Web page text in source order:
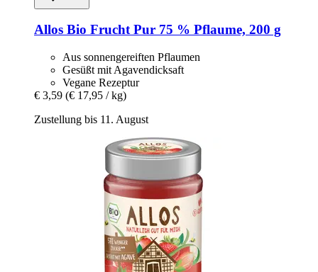
Allos Bio Frucht Pur 75 % Pflaume, 200 g
Aus sonnengereiften Pflaumen
Gesüßt mit Agavendicksaft
Vegane Rezeptur
€ 3,59 (€ 17,95 / kg)
Zustellung bis 11. August